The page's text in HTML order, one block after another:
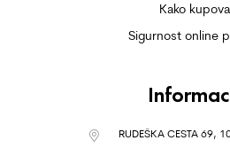
Kako
Sigurnost online
RUDEŠKA CESTA 69,